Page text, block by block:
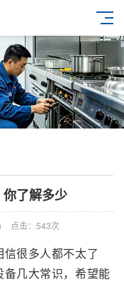
了解多少
点击： 543次
很多人都不太了
几大常识，希望能